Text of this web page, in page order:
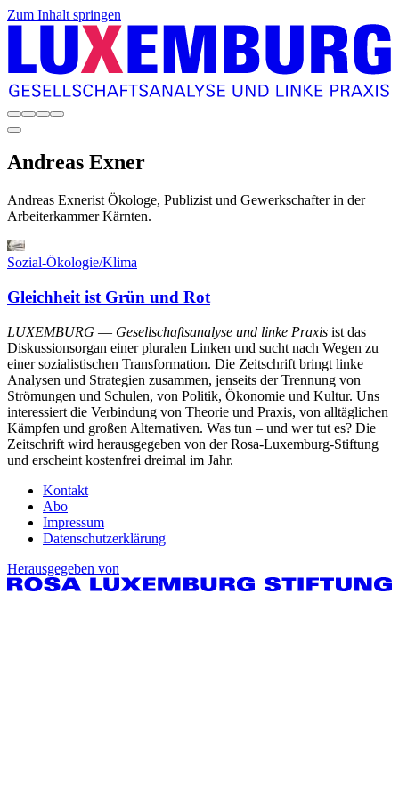
Zum Inhalt springen
Andreas Exner
Andreas Exnerist Ökologe, Publizist und Gewerkschafter in der
Arbeiterkammer Kärnten.
Sozial-Ökologie/Klima
Gleichheit ist Grün und Rot
LUXEMBURG — Gesellschaftsanalyse und linke Praxis ist das
Diskussionsorgan einer pluralen Linken und sucht nach Wegen zu
einer sozialistischen Transformation. Die Zeitschrift bringt linke
Analysen und Strategien zusammen, jenseits der Trennung von
Strömungen und Schulen, von Politik, Ökonomie und Kultur. Uns
interessiert die Verbindung von Theorie und Praxis, von alltäglichen
Kämpfen und großen Alternativen. Was tun – und wer tut es? Die
Zeitschrift wird herausgegeben von der Rosa-Luxemburg-Stiftung
und erscheint kostenfrei dreimal im Jahr.
Kontakt
Abo
Impressum
Datenschutzerklärung
Herausgegeben von